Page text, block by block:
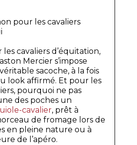
pour les cavaliers
cavaliers d’équitation,
Mercier s’impose
sacoche, à la fois
look affirmé. Et pour les
pourquoi ne pas
des poches un
cavalier, prêt à
de fromage lors de
en pleine nature ou à
de l’apéro.